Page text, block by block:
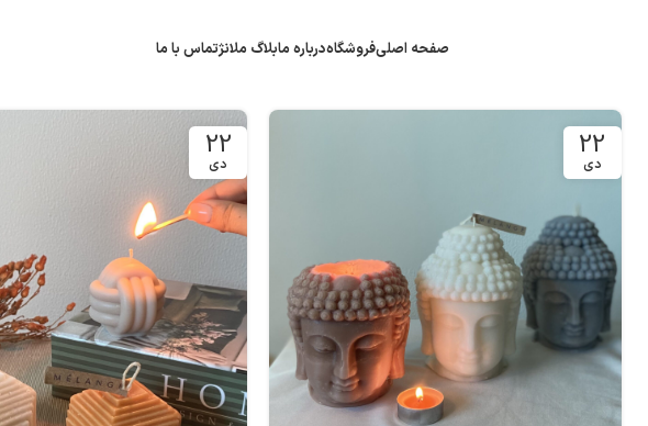
صفحه اصلیفروشگاهدرباره مابلاگ ملانژتماس با ما
22
دی
22
دی